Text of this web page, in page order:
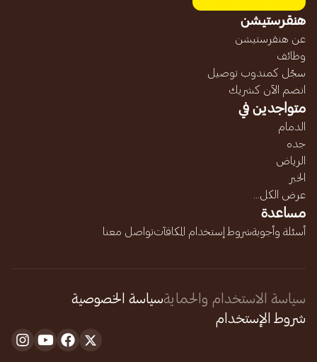
هنقرستيشن
عن هنقرستيشن
وظائف
سجّل كمندوب توصيل
انضم الآن كشريك
متواجدين في
الدمام
جده
الرياض
الخبر
عرض الكل...
مساعدة
أسئلة وأجوبةشروط إستخدام المكافآتتواصل معنا
سياسة الاستخدام والحمايةسياسة الخصوصية
شروط الإستخدام